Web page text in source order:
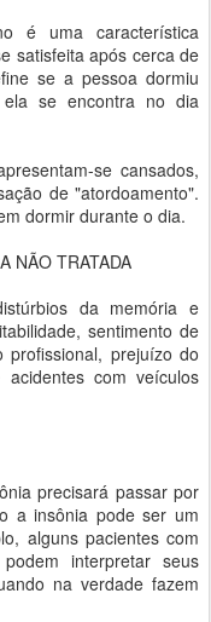
é uma característica
satisfeita após cerca de
se a pessoa dormiu
se encontra no dia
se cansados,
de "atordoamento".
dormir durante o dia.
NÃO TRATADA
da memória e
sentimento de
profissional, prejuízo do
com veículos
precisará passar por
a insônia pode ser um
alguns pacientes com
interpretar seus
na verdade fazem